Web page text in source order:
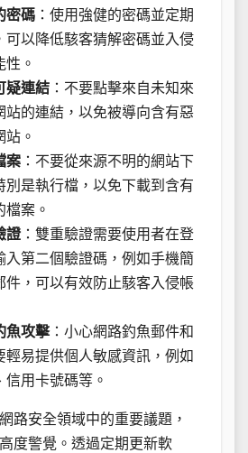
密碼 ：使用強健的密碼並定期
可以降低駭客猜解密碼並入侵
性。
疑連結 ：不要點擊來自未知來
站的連結，以免被導向含有惡
站。
案 ：不要從來源不明的網站下
別是執行檔，以免下載到含有
檔案。
證 ：雙重驗證需要使用者在登
入第二個驗證碼，例如手機簡
件，可以有效防止駭客入侵帳
魚攻擊：小心網路釣魚郵件和
輕易提供個人敏感資訊，例如
信用卡號碼等。
路安全領域中的重要議題，
度警覺。透過定期更新軟